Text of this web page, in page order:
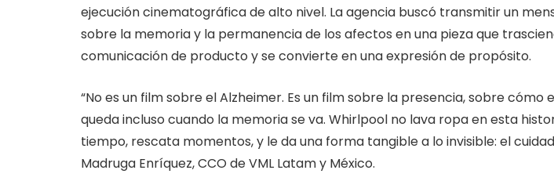
ejecución cinematográfica de alto nivel. La agencia buscó transmitir un
sobre la memoria y la permanencia de los afectos en una pieza que
comunicación de producto y se convierte en una expresión de propósito.
“No es un film sobre el Alzheimer. Es un film sobre la presencia, sobre cómo
queda incluso cuando la memoria se va. Whirlpool no lava ropa en esta
tiempo, rescata momentos, y le da una forma tangible a lo invisible: el
Madruga Enríquez, CCO de VML Latam y México.